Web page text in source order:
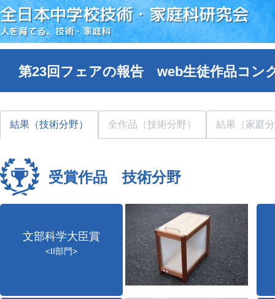
全日本中学校技術・家庭科研究会
人を育てる、技術・家庭科
第23回フェアの報告 web生徒作品コン
結果（技術分野） 全作品（技術分野） 結果（家庭
受賞作品 技術分野
文部科学大臣賞
<II部門>